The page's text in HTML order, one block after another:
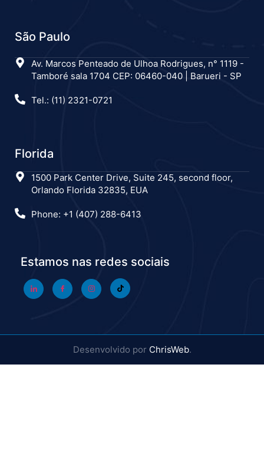
São Paulo
Av. Marcos Penteado de Ulhoa Rodrigues, n° 1119 -
Tamboré sala 1704 CEP: 06460-040 | Barueri - SP
Tel.: (11) 2321-0721
Florida
1500 Park Center Drive, Suite 245, second floor,
Orlando Florida 32835, EUA
Phone: +1 (407) 288-6413
Estamos nas redes sociais
Desenvolvido por ChrisWeb.